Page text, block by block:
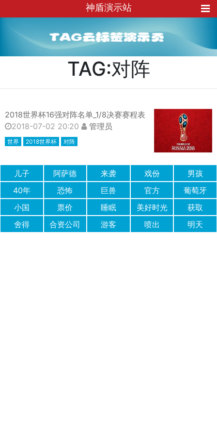
神盾演示站
TAG:对阵
2018世界杯16强对阵名单_1/8决赛赛程表
2018-07-02 20:20
管理员
世界 2018世界杯 对阵
儿子 阿萨德 来袭 戏份
男孩
40年
恐怖 巨兽 官方
葡萄牙
小国
票价 睡眠 美好时光
获取
舍得
合资公司 游客 喷出 明天